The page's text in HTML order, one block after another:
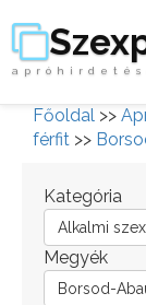
Főoldal >>
férfit >>
Kategória
Alkalmi
Megyék
Borsod-